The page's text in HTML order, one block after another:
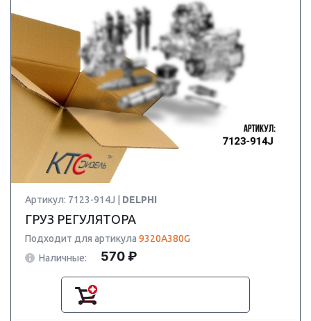
Артикул: 7123-914J | DELPHI
ГРУЗ РЕГУЛЯТОРА
Подходит для артикула 9320A380G
Наличные:
570 ₽